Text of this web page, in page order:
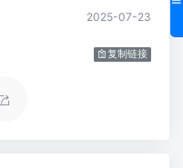
2025-07-23
复制链接